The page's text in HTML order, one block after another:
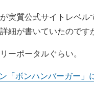
実質公式サイトレベル
細が書いていたのです
ーポータルぐらい。
「ボンハンバーガー」